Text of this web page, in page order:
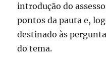
introdução do
pontos da pauta e,
destinado às
do tema.